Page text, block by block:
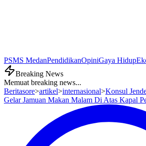
PSMS MedanPendidikanOpiniGaya Hidup
Breaking News
Memuat breaking news...
Beritasore>artikel>internasional>Konsul
Gelar Jamuan Makan Malam Di Atas Kapal